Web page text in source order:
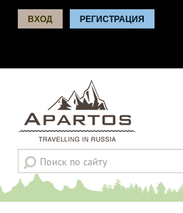
ВХОД РЕГИСТРАЦИЯ